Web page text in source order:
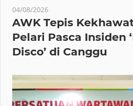
04/08/2026
AWK Tepis
Pelari Pasca Insiden
Disco’ di Canggu